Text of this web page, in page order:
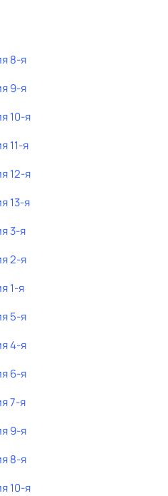
8-я
9-я
10-я
11-я
12-я
13-я
3-я
2-я
1-я
5-я
4-я
6-я
7-я
9-я
8-я
10-я